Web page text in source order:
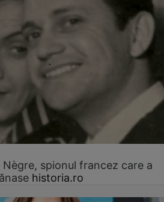
spionul francez care a
historia.ro